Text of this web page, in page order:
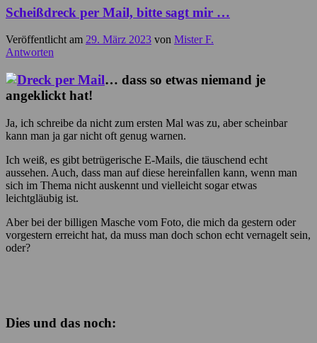
Scheißdreck per Mail, bitte sagt mir …
Veröffentlicht am 29. März 2023 von Mister F.
Antworten
… dass so etwas niemand je
angeklickt hat!
Ja, ich schreibe da nicht zum ersten Mal was zu, aber scheinbar
kann man ja gar nicht oft genug warnen.
Ich weiß, es gibt betrügerische E-Mails, die täuschend echt
aussehen. Auch, dass man auf diese hereinfallen kann, wenn man
sich im Thema nicht auskennt und vielleicht sogar etwas
leichtgläubig ist.
Aber bei der billigen Masche vom Foto, die mich da gestern oder
vorgestern erreicht hat, da muss man doch schon echt vernagelt sein,
oder?
Dies und das noch: